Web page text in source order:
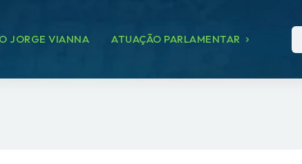
JORGE VIANNA ATUAÇÃO PARLAMENTAR